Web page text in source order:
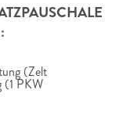
(Zelt
(1 PKW